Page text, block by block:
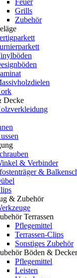
Grills
Zubehör
Decke
& Verbinder
&
& Zubehör
Terrassen
Pflegemittel
Terrassen-Clips
Sonstiges Zubehör
Böden &
Pflegemittel
Leisten